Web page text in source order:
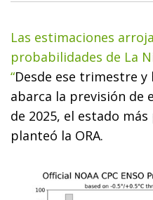
Las estimaciones
probabilidades de La
“Desde ese trimestre
abarca la previsión de
de 2025, el estado
planteó la ORA.